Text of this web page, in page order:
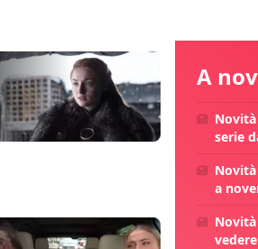
A
serie
a